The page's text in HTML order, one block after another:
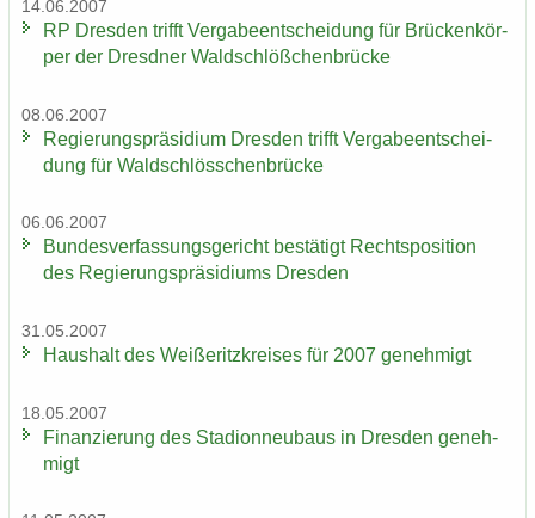
14.06.2007
RP Dres­den trifft Ver­ga­be­ent­schei­dung für Brü­cken­kör­
per der Dresd­ner Wald­schlöß­chen­brü­cke
08.06.2007
Re­gie­rungs­prä­si­di­um Dres­den trifft Ver­ga­be­ent­schei­
dung für Wald­schlöss­chen­brü­cke
06.06.2007
Bun­des­ver­fas­sungs­ge­richt be­stä­tigt Rechts­po­si­ti­on
des Re­gie­rungs­prä­si­di­ums Dres­den
31.05.2007
Haus­halt des Wei­ße­ritz­krei­ses für 2007 ge­neh­migt
18.05.2007
Fi­nan­zie­rung des Sta­di­on­neu­baus in Dres­den ge­neh­
migt